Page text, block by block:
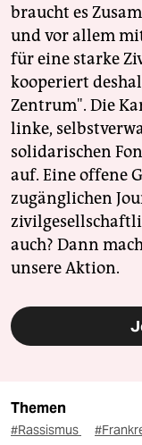
braucht es
und vor allem
für eine starke
kooperiert
Zentrum". Die
linke,
solidarischen
auf. Eine offene
zugänglichen
auch? Dann
unsere Aktion.
Themen
#Rassismus